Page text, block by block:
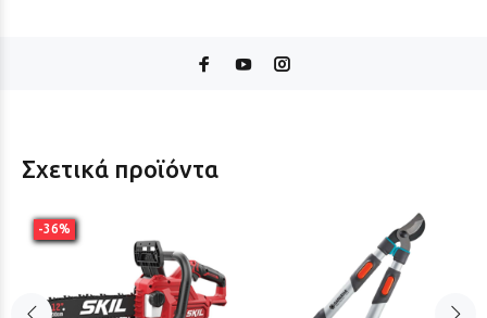
Σχετικά προϊόντα
-36%